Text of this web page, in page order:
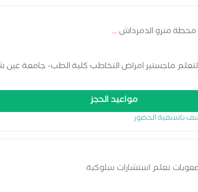
محطة مترو الدمرداش...
ماجستير امراض التخاطب كلية الطب- جامعة
مواعيد الحجز
باسبقية الحضور
تعلم استشارات سلوكية